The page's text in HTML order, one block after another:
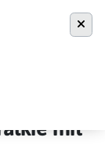
mit KI-Assistent
mit